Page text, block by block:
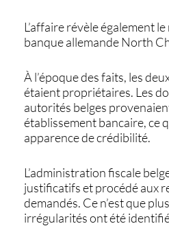
L’affaire révèle également
banque allemande North
À l’époque des faits, les
étaient propriétaires. Les
autorités belges
établissement bancaire, ce
apparence de crédibilité.
L’administration fiscale
justificatifs et procédé aux
demandés. Ce n’est que
irrégularités ont été